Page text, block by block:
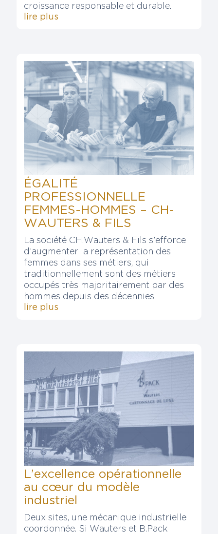
croissance responsable et durable.
lire plus
ÉGALITÉ
PROFESSIONNELLE
FEMMES-HOMMES – CH-
WAUTERS & FILS
La société CH.Wauters & Fils s’efforce
d’augmenter la représentation des
femmes dans ses métiers, qui
traditionnellement sont des métiers
occupés très majoritairement par des
hommes depuis des décennies.
lire plus
L’excellence opérationnelle
au cœur du modèle
industriel
Deux sites, une mécanique industrielle
coordonnée. Si Wauters et B.Pack